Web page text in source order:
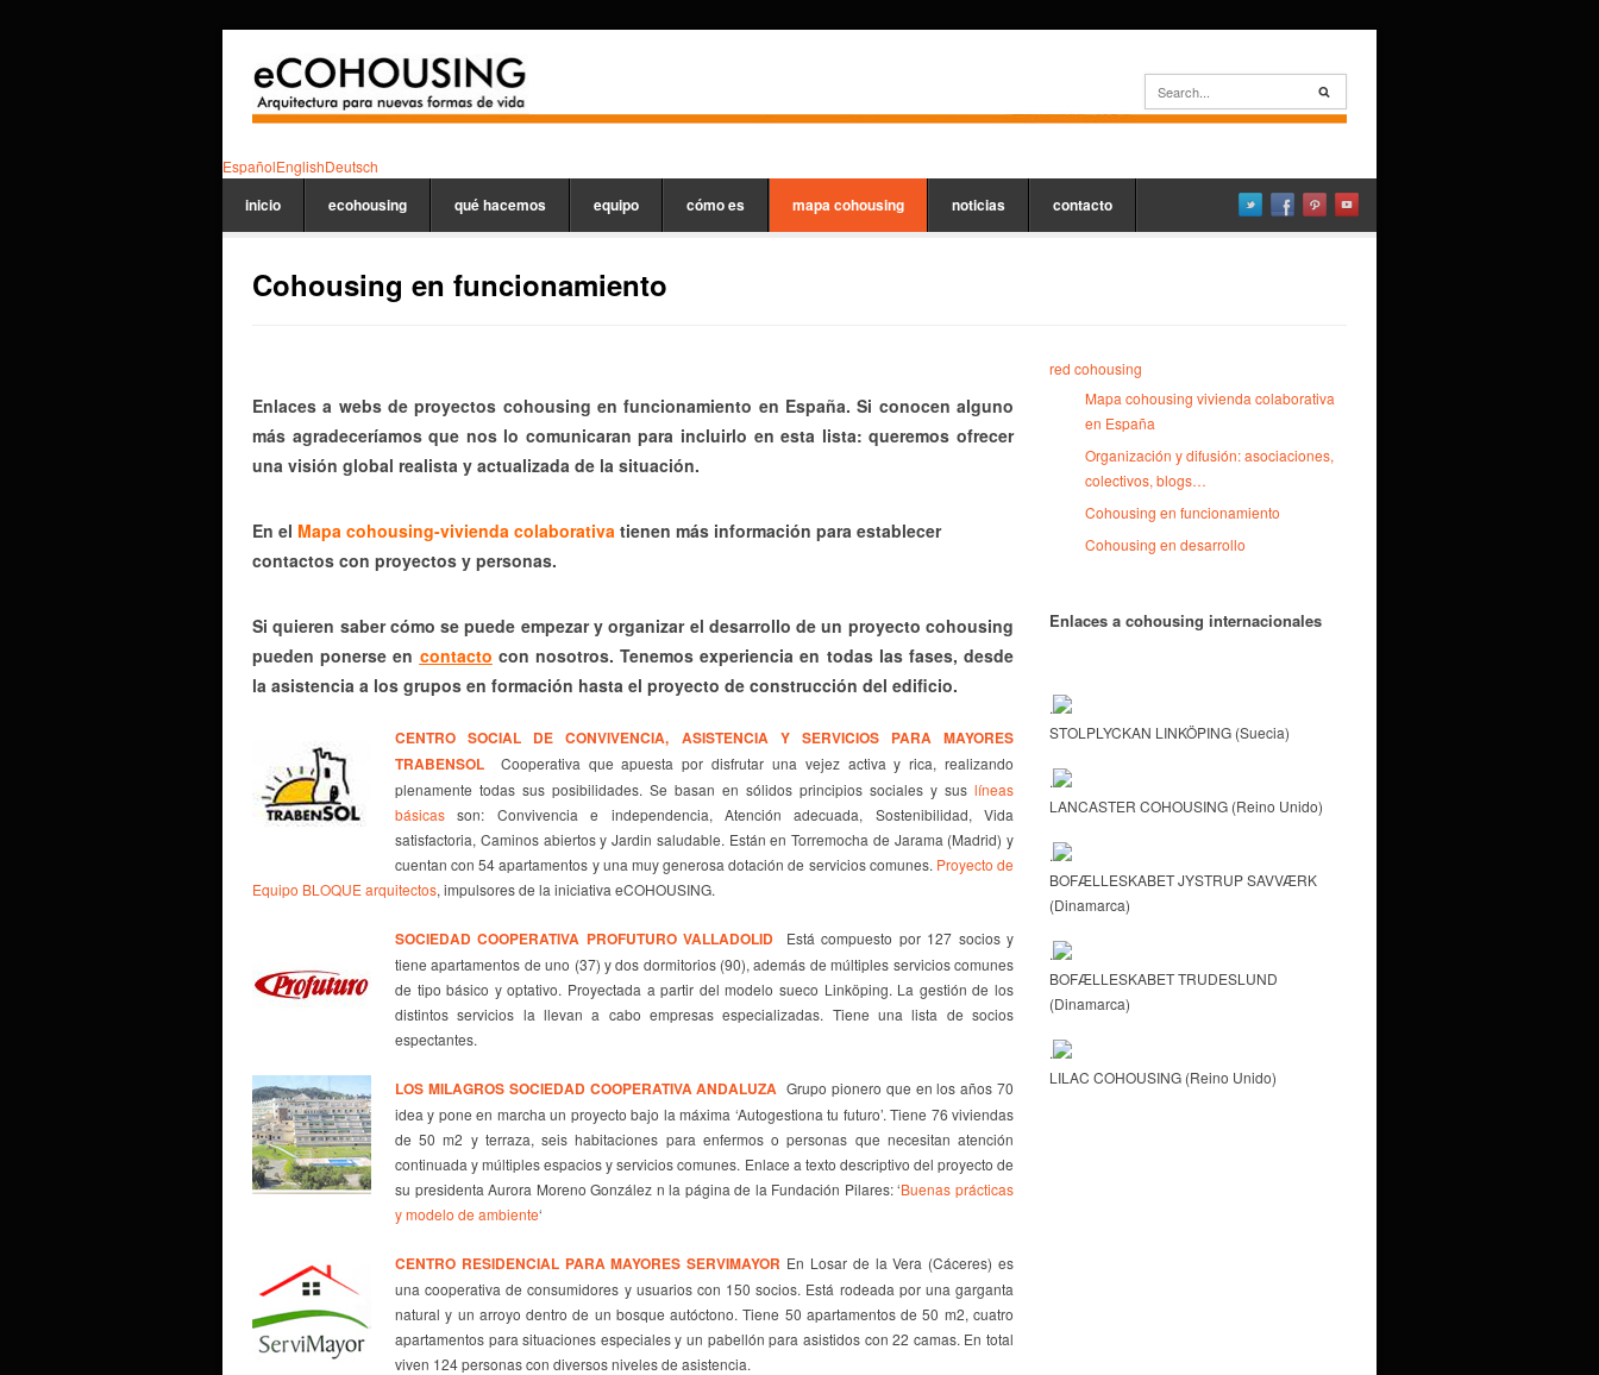
EspañolEnglishDeutsch
inicio ecohousing qué hacemos equipo cómo es mapa cohousing noticias contacto
Cohousing en funcionamiento
Enlaces a webs de proyectos cohousing en funcionamiento en España. Si conocen alguno
más agradeceríamos que nos lo comunicaran para incluirlo en esta lista: queremos ofrecer
una visión global realista y actualizada de la situación.
En el Mapa cohousing-vivienda colaborativa tienen más información para establecer
contactos con proyectos y personas.
Si quieren saber cómo se puede empezar y organizar el desarrollo de un proyecto cohousing
pueden ponerse en contacto con nosotros. Tenemos experiencia en todas las fases, desde
la asistencia a los grupos en formación hasta el proyecto de construcción del edificio.
CENTRO SOCIAL DE CONVIVENCIA, ASISTENCIA Y SERVICIOS PARA MAYORES
TRABENSOL
Cooperativa que apuesta por disfrutar una vejez activa y rica, realizando
plenamente todas sus posibilidades. Se basan en sólidos principios sociales y sus líneas
básicas son: Convivencia e independencia, Atención adecuada, Sostenibilidad, Vida
satisfactoria, Caminos abiertos y Jardin saludable. Están en Torremocha de Jarama (Madrid) y
cuentan con 54 apartamentos y una muy generosa dotación de servicios comunes. Proyecto de
Equipo BLOQUE arquitectos, impulsores de la iniciativa eCOHOUSING.
SOCIEDAD COOPERATIVA PROFUTURO VALLADOLID Está compuesto por 127 socios y
tiene apartamentos de uno (37) y dos dormitorios (90), además de múltiples servicios comunes
de tipo básico y optativo. Proyectada a partir del modelo sueco Linköping. La gestión de los
distintos servicios la llevan a cabo empresas especializadas. Tiene una lista de socios
espectantes.
LOS MILAGROS SOCIEDAD COOPERATIVA ANDALUZA Grupo pionero que en los años 70
idea y pone en marcha un proyecto bajo la máxima ‘Autogestiona tu futuro’. Tiene 76 viviendas
de 50 m2 y terraza, seis habitaciones para enfermos o personas que necesitan atención
continuada y múltiples espacios y servicios comunes. Enlace a texto descriptivo del proyecto de
su presidenta Aurora Moreno González n la página de la Fundación Pilares: ‘Buenas prácticas
y modelo de ambiente‘
CENTRO RESIDENCIAL PARA MAYORES SERVIMAYOR En Losar de la Vera (Cáceres) es
una cooperativa de consumidores y usuarios con 150 socios. Está rodeada por una garganta
natural y un arroyo dentro de un bosque autóctono. Tiene 50 apartamentos de 50 m2, cuatro
apartamentos para situaciones especiales y un pabellón para asistidos con 22 camas. En total
viven 124 personas con diversos niveles de asistencia.
red cohousing
Mapa cohousing vivienda colaborativa
en España
Organización y difusión: asociaciones,
colectivos, blogs…
Cohousing en funcionamiento
Cohousing en desarrollo
Enlaces a cohousing internacionales
.
STOLPLYCKAN LINKÖPING (Suecia)
.
LANCASTER COHOUSING (Reino Unido)
.
BOFÆLLESKABET JYSTRUP SAVVÆRK
(Dinamarca)
.
BOFÆLLESKABET TRUDESLUND
(Dinamarca)
.
LILAC COHOUSING (Reino Unido)